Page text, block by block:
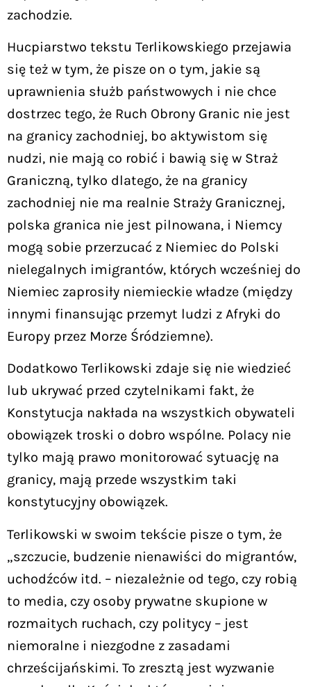
zachodzie.
Hucpiarstwo tekstu Terlikowskiego przejawia
się też w tym, że pisze on o tym, jakie są
uprawnienia służb państwowych i nie chce
dostrzec tego, że Ruch Obrony Granic nie jest
na granicy zachodniej, bo aktywistom się
nudzi, nie mają co robić i bawią się w Straż
Graniczną, tylko dlatego, że na granicy
zachodniej nie ma realnie Straży Granicznej,
polska granica nie jest pilnowana, i Niemcy
mogą sobie przerzucać z Niemiec do Polski
nielegalnych imigrantów, których wcześniej do
Niemiec zaprosiły niemieckie władze (między
innymi finansując przemyt ludzi z Afryki do
Europy przez Morze Śródziemne).
Dodatkowo Terlikowski zdaje się nie wiedzieć
lub ukrywać przed czytelnikami fakt, że
Konstytucja nakłada na wszystkich obywateli
obowiązek troski o dobro wspólne. Polacy nie
tylko mają prawo monitorować sytuację na
granicy, mają przede wszystkim taki
konstytucyjny obowiązek.
Terlikowski w swoim tekście pisze o tym, że
„szczucie, budzenie nienawiści do migrantów,
uchodźców itd. – niezależnie od tego, czy robią
to media, czy osoby prywatne skupione w
rozmaitych ruchach, czy politycy – jest
niemoralne i niezgodne z zasadami
chrześcijańskimi. To zresztą jest wyzwanie